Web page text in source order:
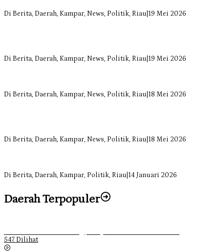
Di Berita, Daerah, Kampar, News, Politik, Riau 19 Mei 2026
Di Berita, Daerah, Kampar, News, Politik, Riau 19 Mei 2026
Di Berita, Daerah, Kampar, News, Politik, Riau 18 Mei 2026
Di Berita, Daerah, Kampar, News, Politik, Riau 18 Mei 2026
Di Berita, Daerah, Kampar, Politik, Riau 14 Januari 2026
Daerah Terpopuler
547 Dilihat